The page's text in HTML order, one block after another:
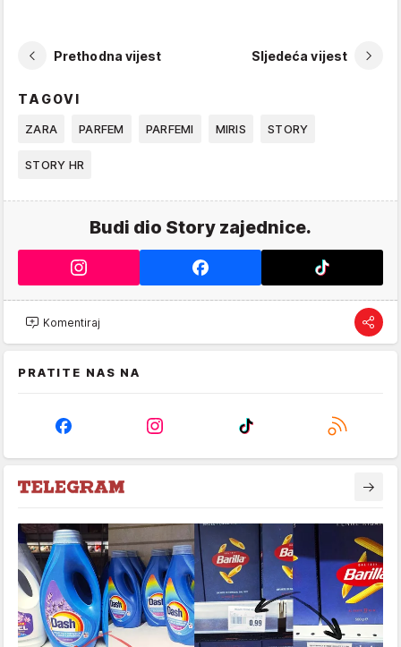
Prethodna vijest Sljedeća vijest
TAGOVI
ZARA PARFEM PARFEMI MIRIS STORY
STORY HR
Budi dio Story zajednice.
Komentiraj
PRATITE NAS NA